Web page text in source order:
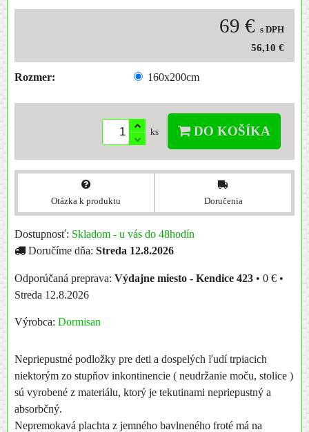
69 € s DPH
56,10 €
Rozmer: 160x200cm
ks DO KOŠÍKA
Otázka k produktu Doručenia
Dostupnosť: Skladom - u vás do 48hodín
Doručíme dňa: Streda 12.8.2026
Výdajne miesto - Kendice 423 • 0 € •
Streda 12.8.2026
Výrobca: Dormisan
Nepriepustné podložky pre deti a dospelých ľudí trpiacich
niektorým zo stupňov inkontinencie ( neudržanie moču, stolice )
sú vyrobené z materiálu, ktorý je tekutinami nepriepustný a
absorbčný.
Nepremokavá plachta z jemného bavlneného froté má na